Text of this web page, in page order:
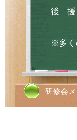
後 援
※多く
研修会